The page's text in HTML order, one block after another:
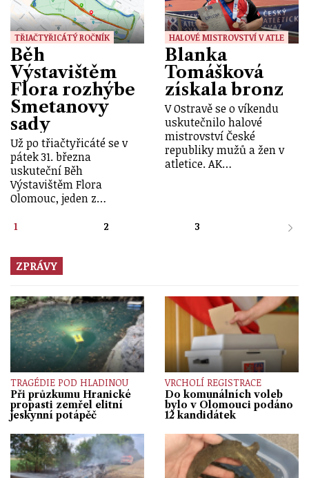
TŘIAČTYŘICÁTÝ ROČNÍK
Běh
Výstavištěm
Flora rozhýbe
Smetanovy
sady
Už po třiačtyřicáté se v
pátek 31. března
uskuteční Běh
Výstavištěm Flora
Olomouc, jeden z…
HALOVÉ MISTROVSTVÍ V ATLE
Blanka
Tomášková
získala bronz
V Ostravě se o víkendu
uskutečnilo halové
mistrovství České
republiky mužů a žen v
atletice. AK…
1 2 3
ZPRÁVY
TRAGÉDIE POD HLADINOU
Při průzkumu Hranické
propasti zemřel elitní
jeskynní potápěč
VRCHOLÍ REGISTRACE
Do komunálních voleb
bylo v Olomouci podáno
12 kandidátek